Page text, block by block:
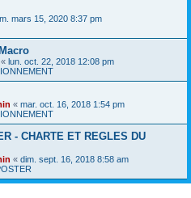
mars 15, 2020 8:37 pm
« lun. oct. 22, 2018 12:08 pm
« mar. oct. 16, 2018 1:54 pm
- CHARTE ET REGLES DU
« dim. sept. 16, 2018 8:58 am